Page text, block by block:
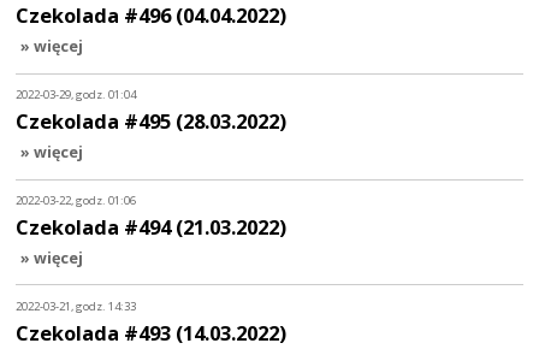
Czekolada #496 (04.04.2022)
» więcej
2022-03-29, godz. 01:04
Czekolada #495 (28.03.2022)
» więcej
2022-03-22, godz. 01:06
Czekolada #494 (21.03.2022)
» więcej
2022-03-21, godz. 14:33
Czekolada #493 (14.03.2022)